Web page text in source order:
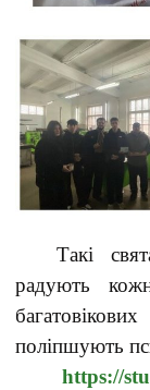
Такі
радують
поліпшують
https://